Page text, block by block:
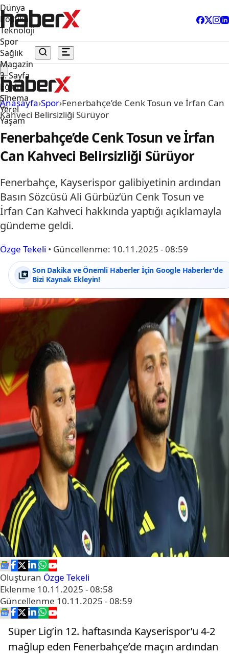
Dünya
Politika
Teknoloji
Spor
Sağlık
Magazin
3. Sayfa
Eğitim
Sinema
Yerel
Yaşam
Anasayfa›Spor›Fenerbahçe’de Cenk Tosun ve İrfan Can
Kahveci Belirsizliği Sürüyor
Fenerbahçe’de Cenk Tosun ve İrfan
Can Kahveci Belirsizliği Sürüyor
Fenerbahçe, Kayserispor galibiyetinin ardından
Basın Sözcüsü Ali Gürbüz’ün Cenk Tosun ve
İrfan Can Kahveci hakkında yaptığı açıklamayla
gündeme geldi.
Özge Tekeli • Güncellenme: 10.11.2025 - 08:59
Son Dakika ve Önemli Haberler İçin Google Haberler'de
Bizi Kaynak Ekleyin!
Oluşturan Özge Tekeli
Eklenme 10.11.2025 - 08:58
Güncellenme 10.11.2025 - 08:59
Süper Lig’in 12. haftasında Kayserispor’u 4-2
mağlup eden Fenerbahçe’de maçın ardından